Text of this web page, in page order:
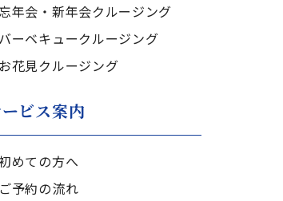
年会・新年会クルージング
バーベキュークルージング
お花見クルージング
ビス案内
めての方へ
ご予約の流れ